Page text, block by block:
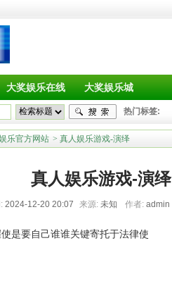
大奖娱乐在线 大奖娱乐城
热门标签:
乐官方网站 > 真人娱乐游戏-演绎
真人娱乐游戏-演绎
2024-12-20 20:07 来源: 未知 作者: admin
是要自己谁谁关键寄托于法律使